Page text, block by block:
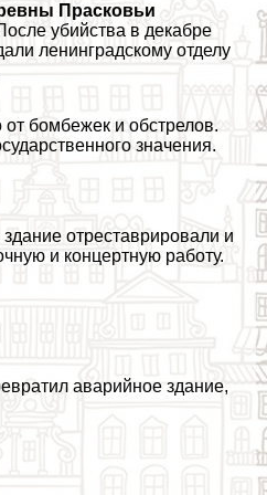
Прасковьи
убийства в декабре
ленинградскому отделу
бомбежек и обстрелов.
значения.
отреставрировали и
и концертную работу.
аварийное здание,